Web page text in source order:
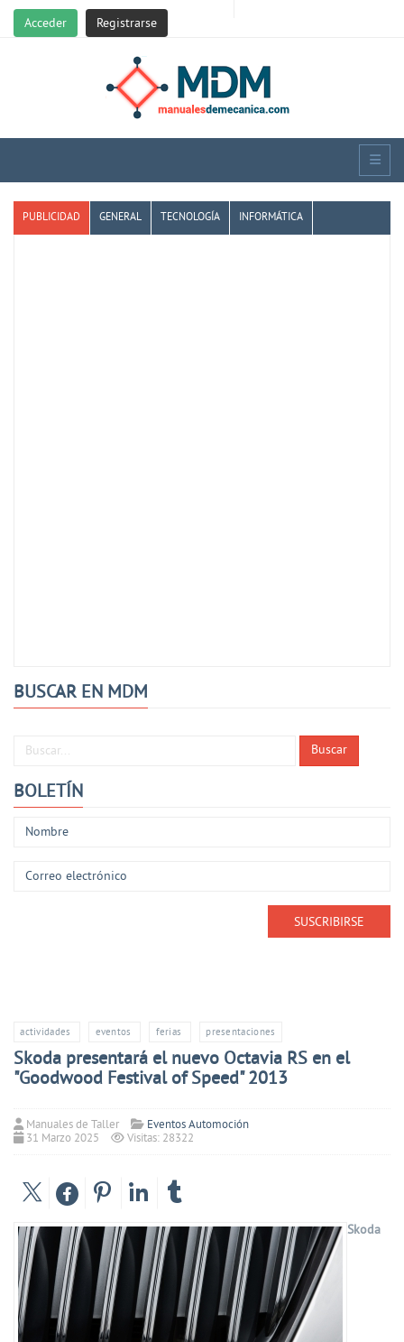
Acceder Registrarse
PUBLICIDAD GENERAL TECNOLOGÍA INFORMÁTICA
BUSCAR EN MDM
Buscar... Buscar
BOLETÍN
actividades eventos ferias presentaciones
Skoda presentará el nuevo Octavia RS en el
"Goodwood Festival of Speed" 2013
Manuales de Taller
Eventos Automoción
31 Marzo 2025
Visitas: 28322
Skoda